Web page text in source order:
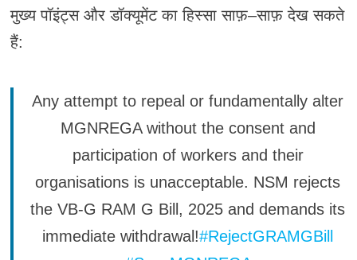
मुख्य पॉइंट्स और डॉक्यूमेंट का हिस्सा साफ़–साफ़ देख सकते
हैं:
Any attempt to repeal or fundamentally alter
MGNREGA without the consent and
participation of workers and their
organisations is unacceptable. NSM rejects
the VB-G RAM G Bill, 2025 and demands its
immediate withdrawal!#RejectGRAMGBill